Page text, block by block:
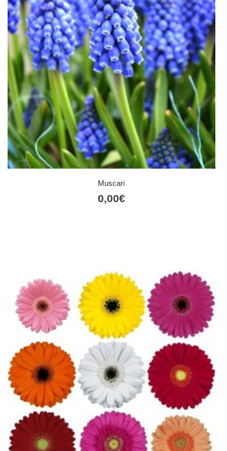
Muscari
0,00€